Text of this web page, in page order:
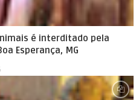
é interditado pela
Esperança, MG